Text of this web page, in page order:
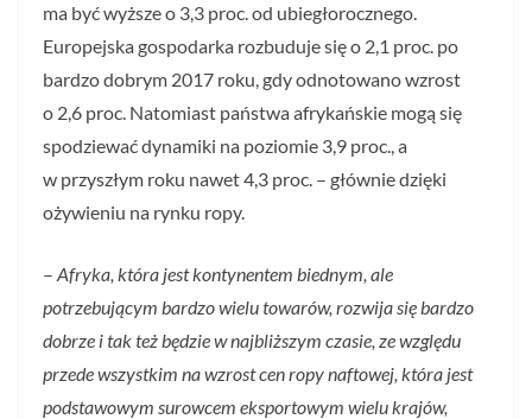
ma być wyższe o 3,3 proc. od ubiegłorocznego.
Europejska gospodarka rozbuduje się o 2,1 proc. po
bardzo dobrym 2017 roku, gdy odnotowano wzrost
o 2,6 proc. Natomiast państwa afrykańskie mogą się
spodziewać dynamiki na poziomie 3,9 proc., a
w przyszłym roku nawet 4,3 proc. – głównie dzięki
ożywieniu na rynku ropy.
– Afryka, która jest kontynentem biednym, ale
potrzebującym bardzo wielu towarów, rozwija się bardzo
dobrze i tak też będzie w najbliższym czasie, ze względu
przede wszystkim na wzrost cen ropy naftowej, która jest
podstawowym surowcem eksportowym wielu krajów,